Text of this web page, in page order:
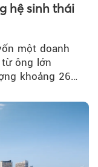
hệ sinh thái
một doanh
ông lớn
khoảng 262